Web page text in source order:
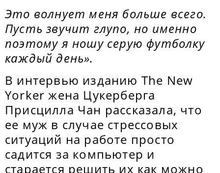
Это волнует меня больше всего.
Пусть звучит глупо, но именно
поэтому я ношу серую футболку
каждый день».
В интервью изданию The New
Yorker жена Цукерберга
Присцилла Чан рассказала, что
ее муж в случае стрессовых
ситуаций на работе просто
садится за компьютер и
старается решить их как можно